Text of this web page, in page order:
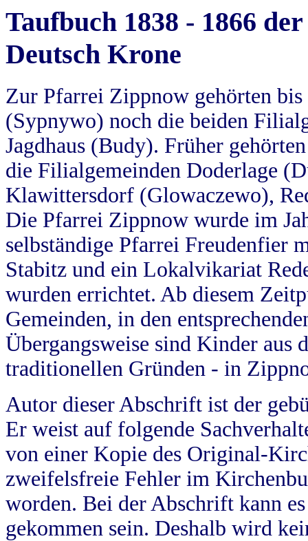
Taufbuch 1838 - 1866
Deutsch Krone
Zur Pfarrei Zippnow gehörten
(Sypnywo) noch die beiden
Jagdhaus (Budy). Früher
die Filialgemeinden Doderlage
Klawittersdorf (Glowaczewo),
Die Pfarrei Zippnow wurde im
selbständige Pfarrei Freudenfier
Stabitz und ein Lokalvikariat
wurden errichtet. Ab diesem
Gemeinden, in den
Übergangsweise sind Kinder aus
traditionellen Gründen - in
Autor dieser Abschrift ist der
Er weist auf folgende
von einer Kopie des Original-
zweifelsfreie Fehler im
worden. Bei der Abschrift kann
gekommen sein. Deshalb wird